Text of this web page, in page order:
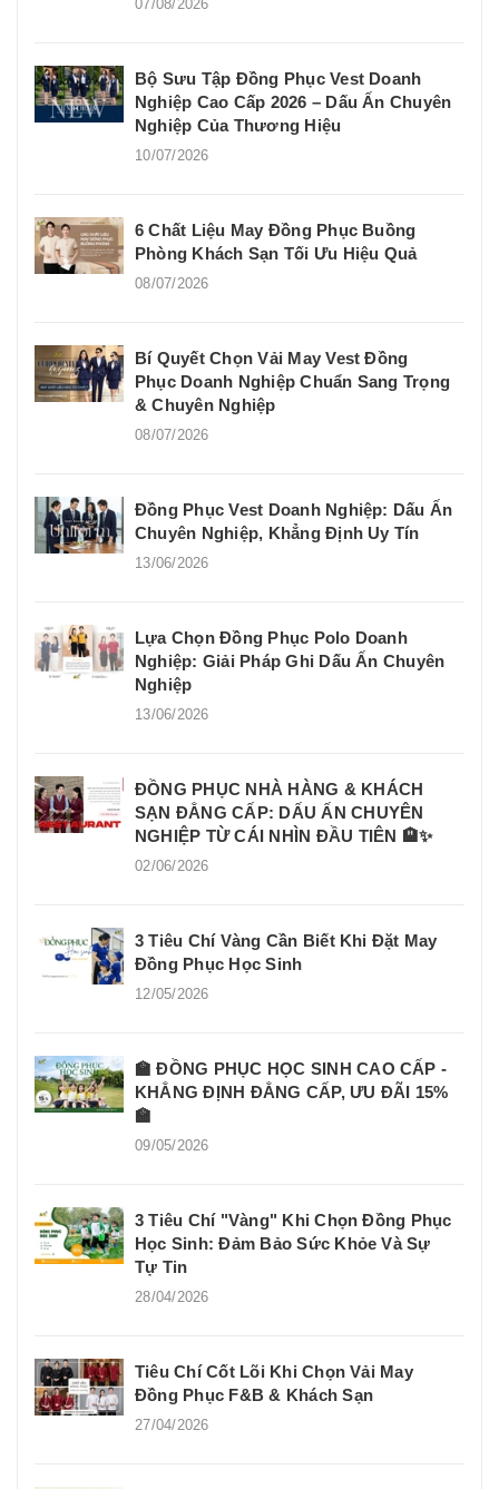
07/08/2026
Bộ Sưu Tập Đồng Phục Vest Doanh
Nghiệp Cao Cấp 2026 – Dấu Ấn Chuyên
Nghiệp Của Thương Hiệu
10/07/2026
6 Chất Liệu May Đồng Phục Buồng
Phòng Khách Sạn Tối Ưu Hiệu Quả
08/07/2026
Bí Quyết Chọn Vải May Vest Đồng
Phục Doanh Nghiệp Chuẩn Sang Trọng
& Chuyên Nghiệp
08/07/2026
Đồng Phục Vest Doanh Nghiệp: Dấu Ấn
Chuyên Nghiệp, Khẳng Định Uy Tín
13/06/2026
Lựa Chọn Đồng Phục Polo Doanh
Nghiệp: Giải Pháp Ghi Dấu Ấn Chuyên
Nghiệp
13/06/2026
ĐỒNG PHỤC NHÀ HÀNG & KHÁCH
SẠN ĐẲNG CẤP: DẤU ẤN CHUYÊN
NGHIỆP TỪ CÁI NHÌN ĐẦU TIÊN 🏨✨
02/06/2026
3 Tiêu Chí Vàng Cần Biết Khi Đặt May
Đồng Phục Học Sinh
12/05/2026
🏫 ĐỒNG PHỤC HỌC SINH CAO CẤP -
KHẲNG ĐỊNH ĐẲNG CẤP, ƯU ĐÃI 15%
🏫
09/05/2026
3 Tiêu Chí "Vàng" Khi Chọn Đồng Phục
Học Sinh: Đảm Bảo Sức Khỏe Và Sự
Tự Tin
28/04/2026
Tiêu Chí Cốt Lõi Khi Chọn Vải May
Đồng Phục F&B & Khách Sạn
27/04/2026